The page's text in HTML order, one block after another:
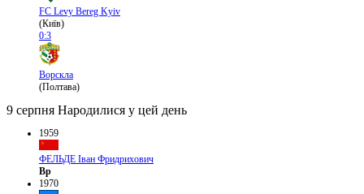
FC Levy Bereg Kyiv
(Київ)
0:3
Ворскла
(Полтава)
9 серпня Народилися у цей день
1959
ФЕЛЬДЕ Іван Фридрихович
Вр
1970